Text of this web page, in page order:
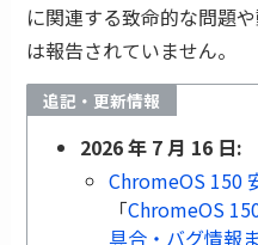
に関連する致命的な問題
は報告されていません。
追記・更新情報
2026 年 7 月 16 日:
ChromeOS 150
「ChromeOS
具合・バグ情報